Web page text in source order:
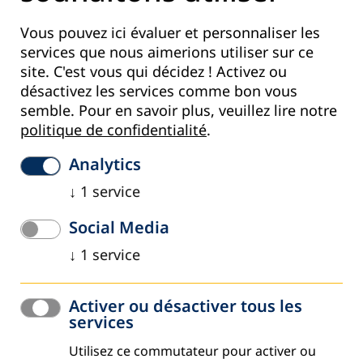
Amérique, en Europe et en Asie. Actuellement, il travaille
comme photographe indépendant et enseigne en tant que
professeur à l’université.
Contact
Courriel :
contacto@stevecamargo.com
Site web :http://www.stevecamargo.com/
Steve Camargo sur ce qu’il a appris en réalisant ce
photoreportage : « J’ai eu la chance de pouvoir constater
que la vieille formule : ‘détermination humaine plus bonnes
occasions et éducation adaptée’ continue aujourd’hui
encore de faire une différence dans la vie des gens. »
EAD n° 85 sous forme de PDF
EAD n° 85 sous forme de
Vous pouvez ici évaluer et personnaliser les
services que nous aimerions utiliser sur ce
site. C'est vous qui décidez ! Activez ou
désactivez les services comme bon vous
semble. Pour en savoir plus, veuillez lire notre
politique de confidentialité.
Analytics
↓ 1 service
Social Media
↓ 1 service
Activer ou désactiver tous les
services
Utilisez ce commutateur pour activer ou